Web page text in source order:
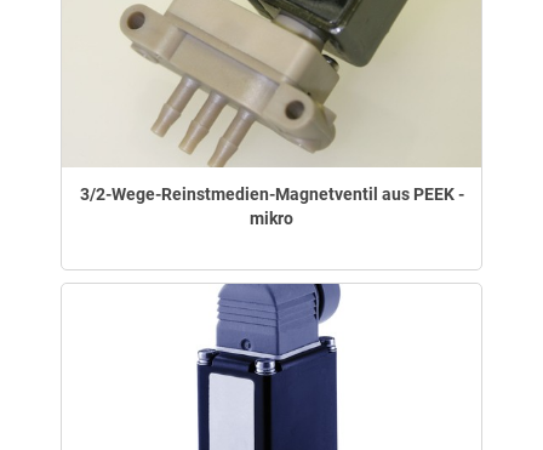
3/2-Wege-Reinstmedien-Magnetventil aus PEEK -
mikro